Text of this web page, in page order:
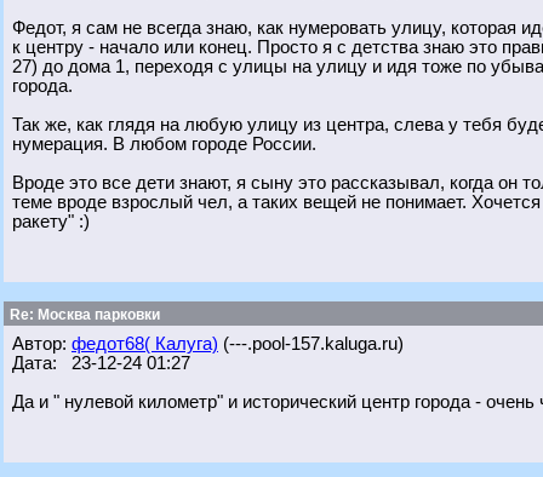
Федот, я сам не всегда знаю, как нумеровать улицу, которая
к центру - начало или конец. Просто я с детства знаю это
27) до дома 1, переходя с улицы на улицу и идя тоже по
города.
Так же, как глядя на любую улицу из центра, слева у тебя
нумерация. В любом городе России.
Вроде это все дети знают, я сыну это рассказывал, когда
теме вроде взрослый чел, а таких вещей не понимает.
ракету" :)
Re: Москва парковки
Автор: федот68( Калуга) (---.pool-157.kaluga.ru)
Дата: 23-12-24 01:27
Да и " нулевой километр" и исторический центр города -